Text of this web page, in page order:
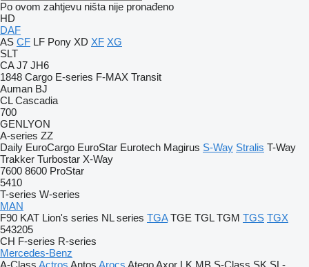
Po ovom zahtjevu ništa nije pronađeno
HD
DAF
AS CF LF Pony XD XF XG
SLT
CA J7 JH6
1848 Cargo E-series F-MAX Transit
Auman BJ
CL Cascadia
700
GENLYON
A-series ZZ
Daily EuroCargo EuroStar Eurotech Magirus S-Way Stralis T-Way
Trakker Turbostar X-Way
7600 8600 ProStar
5410
T-series W-series
MAN
F90 KAT Lion's series NL series TGA TGE TGL TGM TGS TGX
543205
CH F-series R-series
Mercedes-Benz
A-Class Actros Antos Arocs AtegoAxor LK MB S-Class SK SL-